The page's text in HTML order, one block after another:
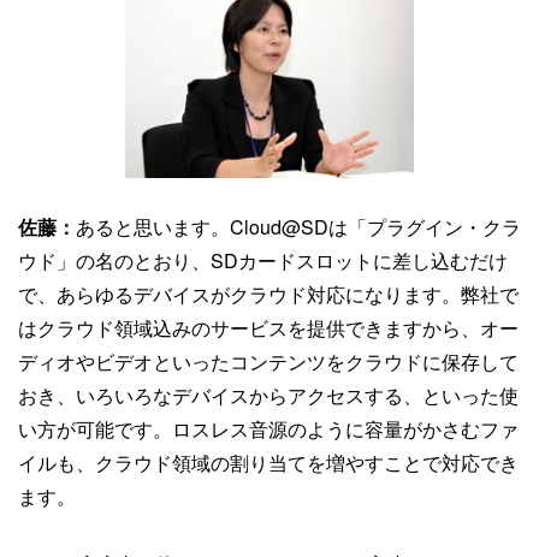
佐藤： あると思います。Cloud@SDは「プラグイン・クラ
ウド」の名のとおり、SDカードスロットに差し込むだけ
で、あらゆるデバイスがクラウド対応になります。弊社で
はクラウド領域込みのサービスを提供できますから、オー
ディオやビデオといったコンテンツをクラウドに保存して
おき、いろいろなデバイスからアクセスする、といった使
い方が可能です。ロスレス音源のように容量がかさむファ
イルも、クラウド領域の割り当てを増やすことで対応でき
ます。